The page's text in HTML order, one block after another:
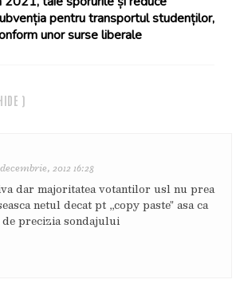
pentru transportul studenților,
unor surse liberale
)
2012 16:28
dar majoritatea votantilor usl nu prea
netul decat pt ,,copy paste" asa ca
de precizia sondajului